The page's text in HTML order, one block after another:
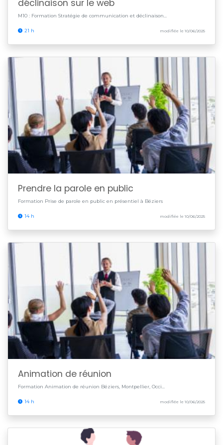
déclinaison sur le web
M10 : Formation Stratégie de communication et déclinaison...
21 h modifiée le 10/06/2025
Prendre la parole en public
Formation Prise de parole en public en présentiel à Béziers
14 h modifiée le 10/06/2025
Animation de réunion
Formation Animation de réunion Béziers, Montpellier, Occi...
14 h modifiée le 10/06/2025